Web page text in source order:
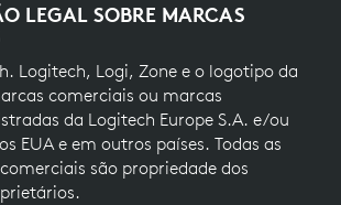
LEGAL SOBRE MARCAS
Logitech, Logi, Zone e o logotipo da
comerciais ou marcas
da Logitech Europe S.A. e/ou
EUA e em outros países. Todas as
são propriedade dos